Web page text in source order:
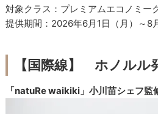
対象クラス：プレミアムエコノミー
提供期間：2026年6月1日（月）～8
【国際線】 ホノルル
「natuRe waikiki」小川苗シェフ監